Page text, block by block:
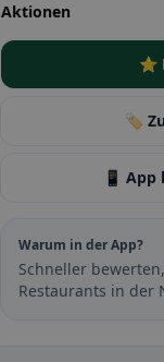
Aktionen
⭐
🏷️
📱 App
Warum in der App?
Schneller
Restaurants in der